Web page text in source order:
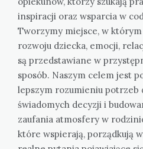
inspiracji oraz wsparcia w
Tworzymy miejsce, w
rozwoju dziecka, emocji,
są przedstawiane w
sposób. Naszym celem jest
lepszym rozumieniu potrzeb
świadomych decyzji i
zaufania atmosfery w
które wspierają, porządkują